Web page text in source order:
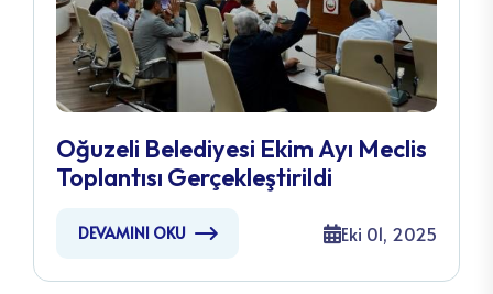
Oğuzeli Belediyesi Ekim Ayı Meclis
Toplantısı Gerçekleştirildi
DEVAMINI OKU Eki 01, 2025